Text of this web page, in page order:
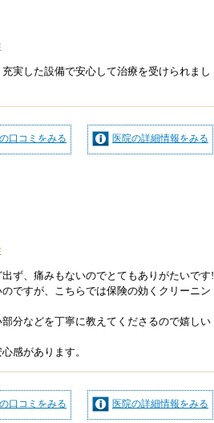
実した設備で安心して治療を受けられまし
医院の詳細情報をみる
口コミをみる
ず、痛みもないのでとてもありがたいです!
ですが、こちらでは保険の効くクリーニン
分などを丁寧に教えてくださるので嬉しい
感があります。
医院の詳細情報をみる
口コミをみる